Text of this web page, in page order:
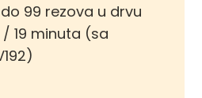
99 rezova u drvu
19 minuta (sa